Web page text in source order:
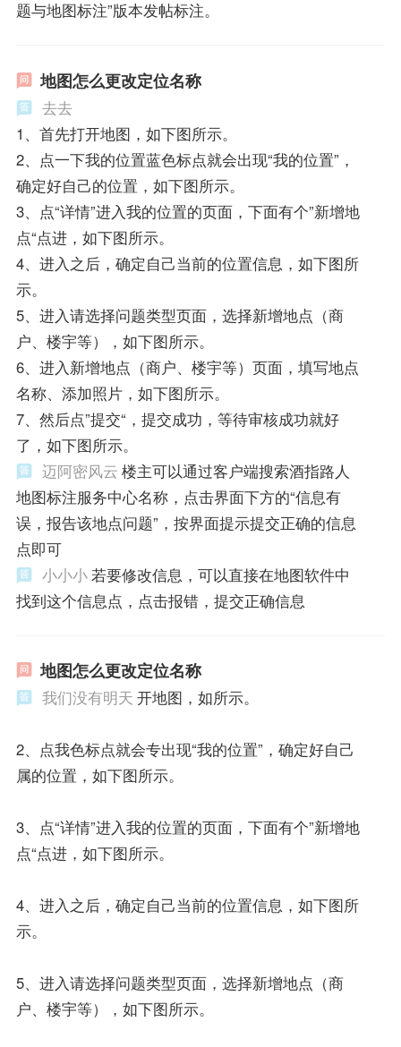
题与地图标注”版本发帖标注。
地图怎么更改定位名称
去去
1、首先打开地图，如下图所示。
2、点一下我的位置蓝色标点就会出现“我的位置”，
确定好自己的位置，如下图所示。
3、点“详情”进入我的位置的页面，下面有个”新增地
点“点进，如下图所示。
4、进入之后，确定自己当前的位置信息，如下图所
示。
5、进入请选择问题类型页面，选择新增地点（商
户、楼宇等），如下图所示。
6、进入新增地点（商户、楼宇等）页面，填写地点
名称、添加照片，如下图所示。
7、然后点”提交“，提交成功，等待审核成功就好
了，如下图所示。
迈阿密风云 楼主可以通过客户端搜索酒指路人
地图标注服务中心名称，点击界面下方的“信息有
误，报告该地点问题”，按界面提示提交正确的信息
点即可
小小小 若要修改信息，可以直接在地图软件中
找到这个信息点，点击报错，提交正确信息
地图怎么更改定位名称
我们没有明天 开地图，如所示。
2、点我色标点就会专出现“我的位置”，确定好自己
属的位置，如下图所示。
3、点“详情”进入我的位置的页面，下面有个”新增地
点“点进，如下图所示。
4、进入之后，确定自己当前的位置信息，如下图所
示。
5、进入请选择问题类型页面，选择新增地点（商
户、楼宇等），如下图所示。